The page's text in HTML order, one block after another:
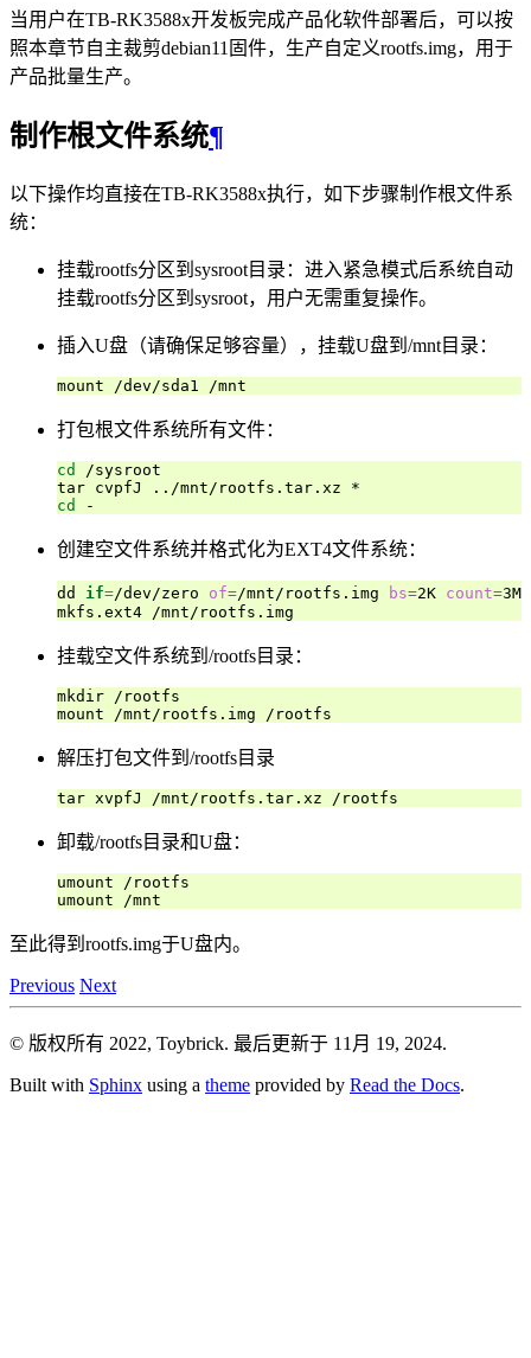
当用户在TB-RK3588x开发板完成产品化软件部署后，可以按
照本章节自主裁剪debian11固件，生产自定义rootfs.img，用于
产品批量生产。
制作根文件系统¶
以下操作均直接在TB-RK3588x执行，如下步骤制作根文件系
统：
挂载rootfs分区到sysroot目录：进入紧急模式后系统自动
挂载rootfs分区到sysroot，用户无需重复操作。
插入U盘（请确保足够容量），挂载U盘到/mnt目录：
打包根文件系统所有文件：
cd
/sysroot
cd
创建空文件系统并格式化为EXT4文件系统：
dd if=/dev/zero of=/mnt/rootfs.img bs=2K count=3M
挂载空文件系统到/rootfs目录：
mkdir /rootfs
解压打包文件到/rootfs目录
卸载/rootfs目录和U盘：
umount /rootfs
至此得到rootfs.img于U盘内。
Previous Next
© 版权所有 2022, Toybrick. 最后更新于 11月 19, 2024.
Built with Sphinx using a theme provided by Read the Docs.